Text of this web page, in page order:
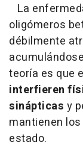
La
oligómeros
débilmente
teoría es que e
interfieren
sinápticas y
mantienen
estado.